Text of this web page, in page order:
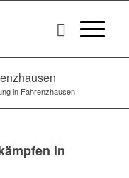
in Fahrenzhausen
in